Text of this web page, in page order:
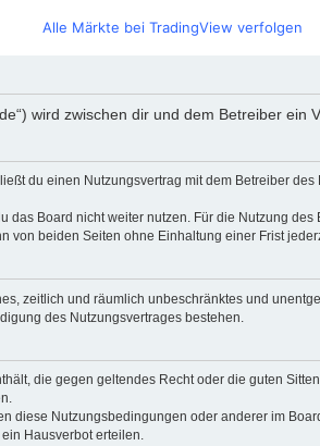
Alle Märkte bei TradingView verfolgen
wird zwischen dir und dem Betreiber
du einen Nutzungsvertrag mit dem Betreiber
das Board nicht weiter nutzen. Für die Nutzung
von beiden Seiten ohne Einhaltung einer Frist
zeitlich und räumlich unbeschränktes und
des Nutzungsvertrages bestehen.
die gegen geltendes Recht oder die guten
diese Nutzungsbedingungen oder anderer im
Hausverbot erteilen.